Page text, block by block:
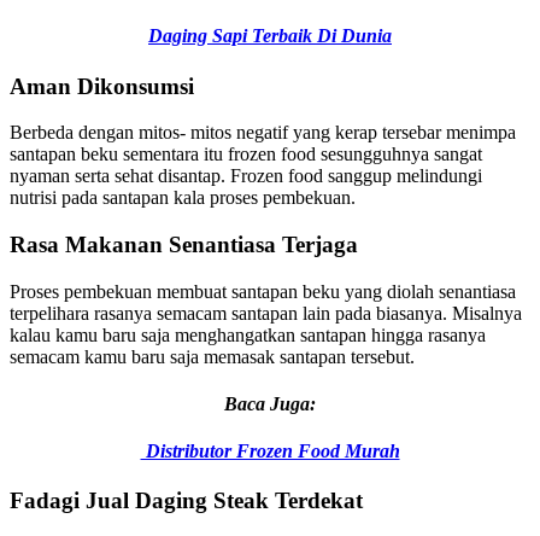
Daging Sapi Terbaik Di Dunia
Aman Dikonsumsi
Berbeda dengan mitos- mitos negatif yang kerap tersebar menimpa
santapan beku sementara itu frozen food sesungguhnya sangat
nyaman serta sehat disantap. Frozen food sanggup melindungi
nutrisi pada santapan kala proses pembekuan.
Rasa Makanan Senantiasa Terjaga
Proses pembekuan membuat santapan beku yang diolah senantiasa
terpelihara rasanya semacam santapan lain pada biasanya. Misalnya
kalau kamu baru saja menghangatkan santapan hingga rasanya
semacam kamu baru saja memasak santapan tersebut.
Baca Juga:
Distributor Frozen Food Murah
Fadagi Jual Daging Steak Terdekat